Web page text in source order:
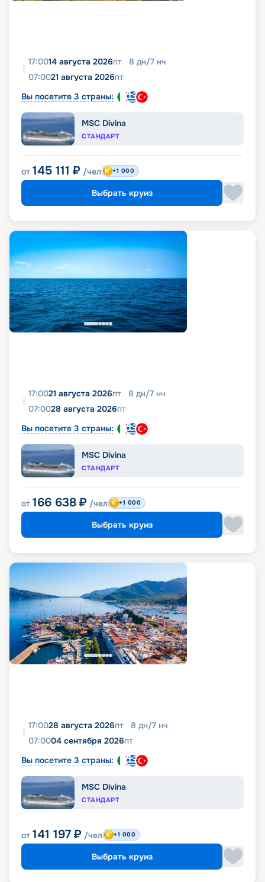
17:0014 августа 2026пт 8 дн/7 нч
07:0021 августа 2026пт
Вы посетите 3 страны:
MSC Divina
СТАНДАРТ
от 145 111 ₽ /чел +1 000
Выбрать круиз
17:0021 августа 2026пт 8 дн/7 нч
07:0028 августа 2026пт
Вы посетите 3 страны:
MSC Divina
СТАНДАРТ
от 166 638 ₽ /чел +1 000
Выбрать круиз
17:0028 августа 2026пт 8 дн/7 нч
07:0004 сентября 2026пт
Вы посетите 3 страны:
MSC Divina
СТАНДАРТ
от 141 197 ₽ /чел +1 000
Выбрать круиз